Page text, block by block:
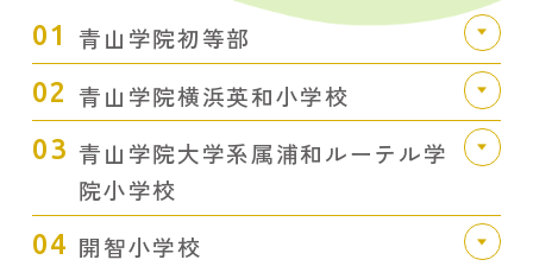
01 青山学院初等部
02 青山学院横浜英和小学校
03 青山学院大学系属浦和ルーテル学
院小学校
04 開智小学校